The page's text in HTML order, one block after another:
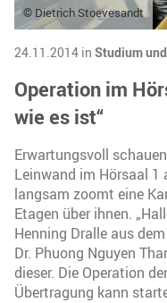
© Dietrich Stoevesandt
24.11.2014 in Studium
Operation im
wie es ist“
Erwartungsvoll
Leinwand im Hörsaal
langsam zoomt eine
Etagen über ihnen.
Henning Dralle aus
Dr. Phuong Nguyen
dieser. Die Operation
Übertragung kann